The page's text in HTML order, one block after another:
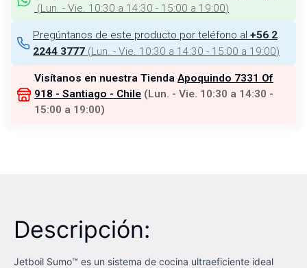
(Lun. - Vie. 10:30 a 14:30 - 15:00 a 19:00)
Pregúntanos de este producto por teléfono al +56 2
2244 3777 (Lun. - Vie. 10:30 a 14:30 - 15:00 a 19:00)
Visítanos en nuestra Tienda Apoquindo 7331 Of
918 - Santiago - Chile (Lun. - Vie. 10:30 a 14:30 -
15:00 a 19:00)
Descripción:
Jetboil Sumo™ es un sistema de cocina ultraeficiente ideal